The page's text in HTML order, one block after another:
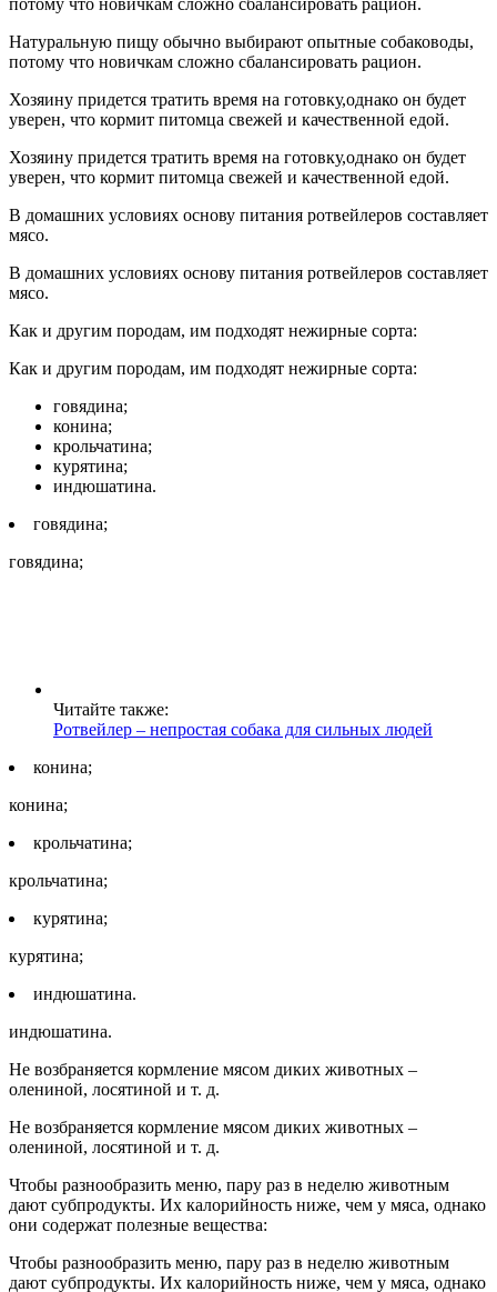
потому что новичкам сложно сбалансировать рацион.
Натуральную пищу обычно выбирают опытные собаководы,
потому что новичкам сложно сбалансировать рацион.
Хозяину придется тратить время на готовку,однако он будет
уверен, что кормит питомца свежей и качественной едой.
Хозяину придется тратить время на готовку,однако он будет
уверен, что кормит питомца свежей и качественной едой.
В домашних условиях основу питания ротвейлеров составляет
мясо.
В домашних условиях основу питания ротвейлеров составляет
мясо.
Как и другим породам, им подходят нежирные сорта:
Как и другим породам, им подходят нежирные сорта:
говядина;
конина;
крольчатина;
курятина;
индюшатина.
говядина;
говядина;
Читайте также:
Ротвейлер – непростая собака для сильных людей
конина;
конина;
крольчатина;
крольчатина;
курятина;
курятина;
индюшатина.
индюшатина.
Не возбраняется кормление мясом диких животных –
олениной, лосятиной и т. д.
Не возбраняется кормление мясом диких животных –
олениной, лосятиной и т. д.
Чтобы разнообразить меню, пару раз в неделю животным
дают субпродукты. Их калорийность ниже, чем у мяса, однако
они содержат полезные вещества:
Чтобы разнообразить меню, пару раз в неделю животным
дают субпродукты. Их калорийность ниже, чем у мяса, однако